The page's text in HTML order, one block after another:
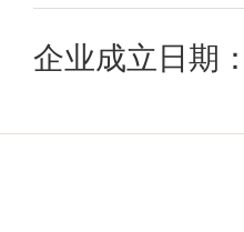
企业成立日期